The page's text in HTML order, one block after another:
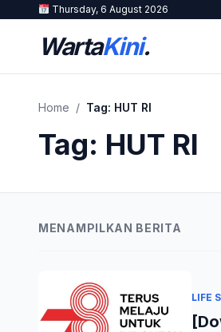
Thursday, 6 August 2026
WartaKini.
Home / Tag: HUT RI
Tag: HUT RI
MENAMPILKAN BERITA
LIFE